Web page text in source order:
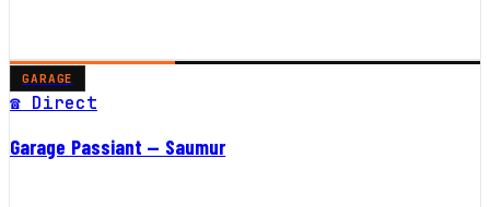
GARAGE
☎ Direct
Garage Passiant — Saumur